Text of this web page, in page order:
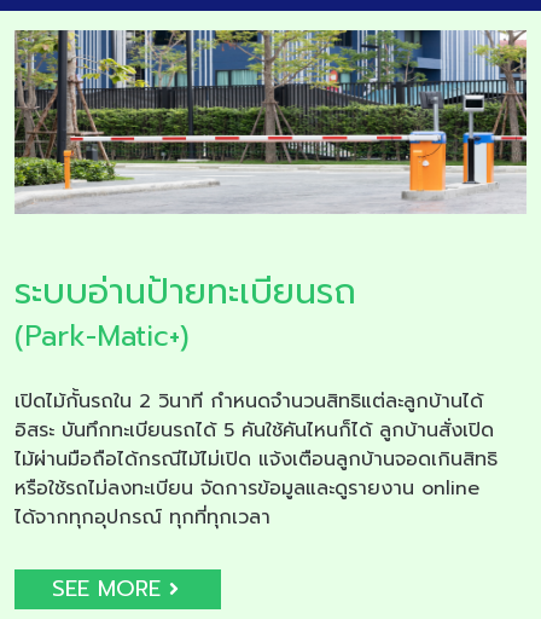
ระบบอ่านป้ายทะเบียนรถ
(Park-Matic+)
เปิดไม้กั้นรถใน 2 วินาที กำหนดจำนวนสิทธิแต่ละลูกบ้านได้
อิสระ บันทึกทะเบียนรถได้ 5 คันใช้คันไหนก็ได้ ลูกบ้านสั่งเปิด
ไม้ผ่านมือถือได้กรณีไม้ไม่เปิด แจ้งเตือนลูกบ้านจอดเกินสิทธิ
หรือใช้รถไม่ลงทะเบียน จัดการข้อมูลและดูรายงาน online
ได้จากทุกอุปกรณ์ ทุกที่ทุกเวลา
SEE MORE